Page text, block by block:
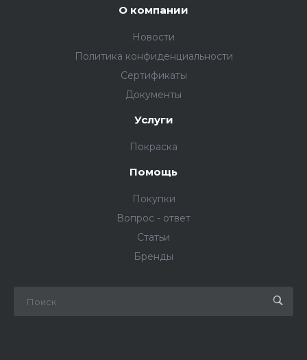
О компании
Новости
Политика конфиденциальности
Сертификаты
Документы
Услуги
Покраска
Помощь
Покупки
Вопрос - ответ
Статьи
Бренды